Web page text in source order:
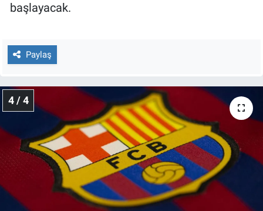
başlayacak.
Paylaş
4 / 4